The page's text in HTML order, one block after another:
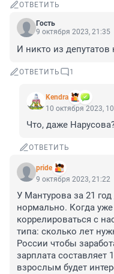
ОТВЕТИТЬ
Гость
9 октября 2023, 21:35
И никто из депутатов
ОТВЕТИТЬ 1
Kendra
10 октября 2023,
Что, даже
ОТВЕТИТЬ
pride
9 октября 2023, 21:22
У Мантурова за 21
нормально. Когда
коррелироваться с
типа: сколько лет
России чтобы
зарплата составляет
взрослым будет